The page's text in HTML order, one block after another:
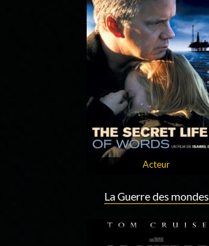
Acteur
La Guerre des mondes